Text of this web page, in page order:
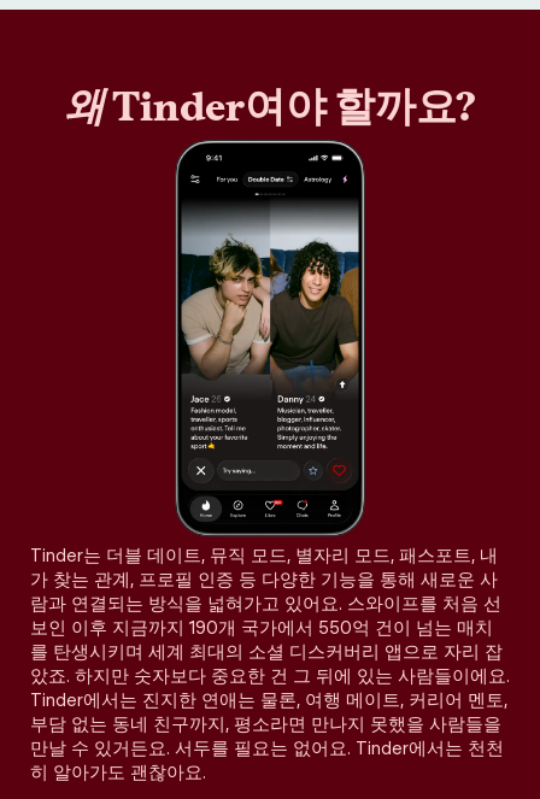
왜Tinder여야 할까요?
Tinder는 더블 데이트, 뮤직 모드, 별자리 모드, 패스포트, 내
가 찾는 관계, 프로필 인증 등 다양한 기능을 통해 새로운 사
람과 연결되는 방식을 넓혀가고 있어요. 스와이프를 처음 선
보인 이후 지금까지 190개 국가에서 550억 건이 넘는 매치
를 탄생시키며 세계 최대의 소셜 디스커버리 앱으로 자리 잡
았죠. 하지만 숫자보다 중요한 건 그 뒤에 있는 사람들이에요.
Tinder에서는 진지한 연애는 물론, 여행 메이트, 커리어 멘토,
부담 없는 동네 친구까지, 평소라면 만나지 못했을 사람들을
만날 수 있거든요. 서두를 필요는 없어요. Tinder에서는 천천
히 알아가도 괜찮아요.